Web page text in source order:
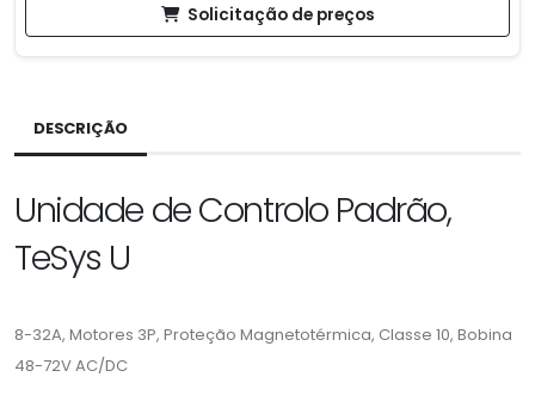
Solicitação de preços
DESCRIÇÃO
Unidade de Controlo Padrão,
TeSys U
8-32A, Motores 3P, Proteção Magnetotérmica, Classe 10, Bobina
48-72V AC/DC